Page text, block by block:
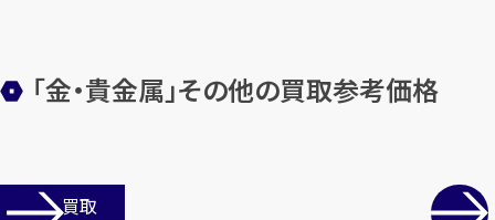
「金・貴金属」その他の買取参考価格
店舗買取